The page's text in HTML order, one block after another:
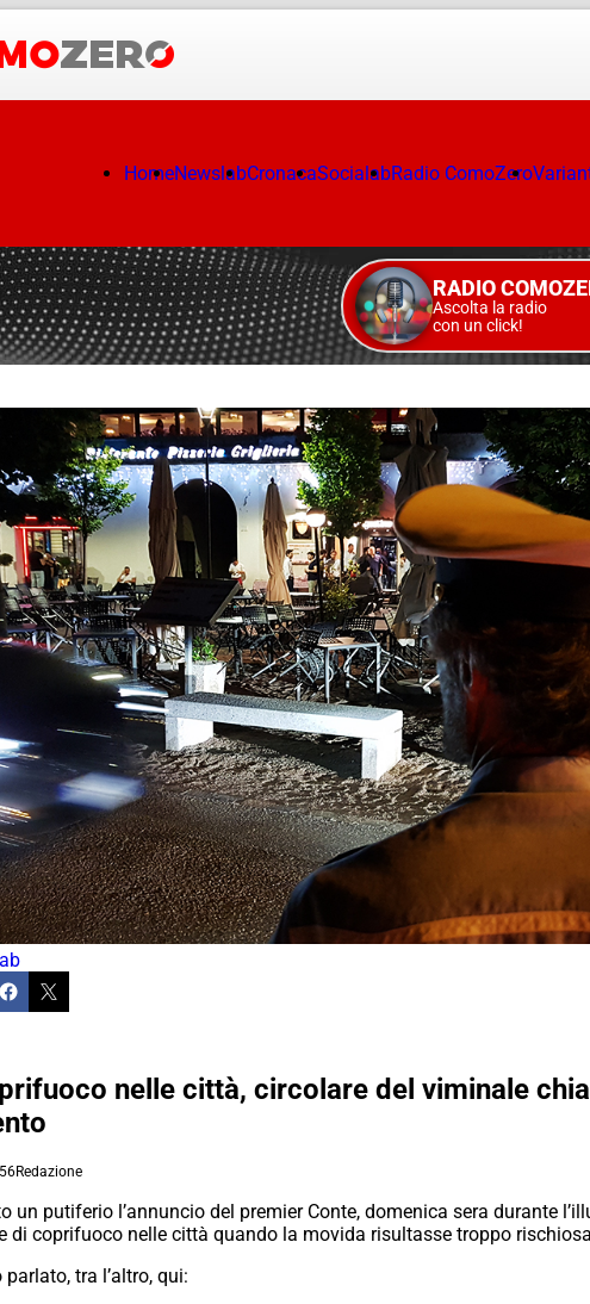
HomeNewslabCronacaSocialabRadio ComoZero
RADIO
Ascolta la radio
con un click!
nelle città, circolare del viminale
Redazione
un putiferio l’annuncio del premier Conte, domenica sera durante
di coprifuoco nelle città quando la movida risultasse troppo
tra l’altro, qui: